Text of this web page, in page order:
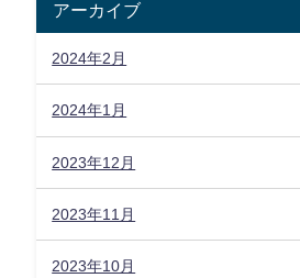
アーカイブ
2024年2月
2024年1月
2023年12月
2023年11月
2023年10月